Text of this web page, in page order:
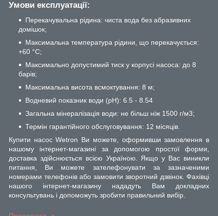
Умови експлуатації:
Перекачувальна рідина: чиста вода без абразивних
домішок;
Максимальна температура рідини, що перекачується:
+60 °C;
Максимально допустимий тиск у корпусі насоса: до 8
барів;
Максимальна висота всмоктування: 8 м;
Водневий показник води (pH): 6.5 - 8.54
Загальна мінералізація води: не більш ніж 1500 г/м3;
Термін гарантійного обслуговування: 12 місяців.
Купити насос Wetron Ви можете, оформивши замовлення в
нашому інтернет-магазині за допомогою простої форми,
доставка здійснюється всією Україною. Якщо у Вас виникли
питання, Ви можете зателефонувати за зазначеними
номерами телефонів або замовити зворотний дзвінок. Фахівці
нашого інтернет-магазину нададуть Вам докладних
консультувань і допоможуть зробити правильний вибір.